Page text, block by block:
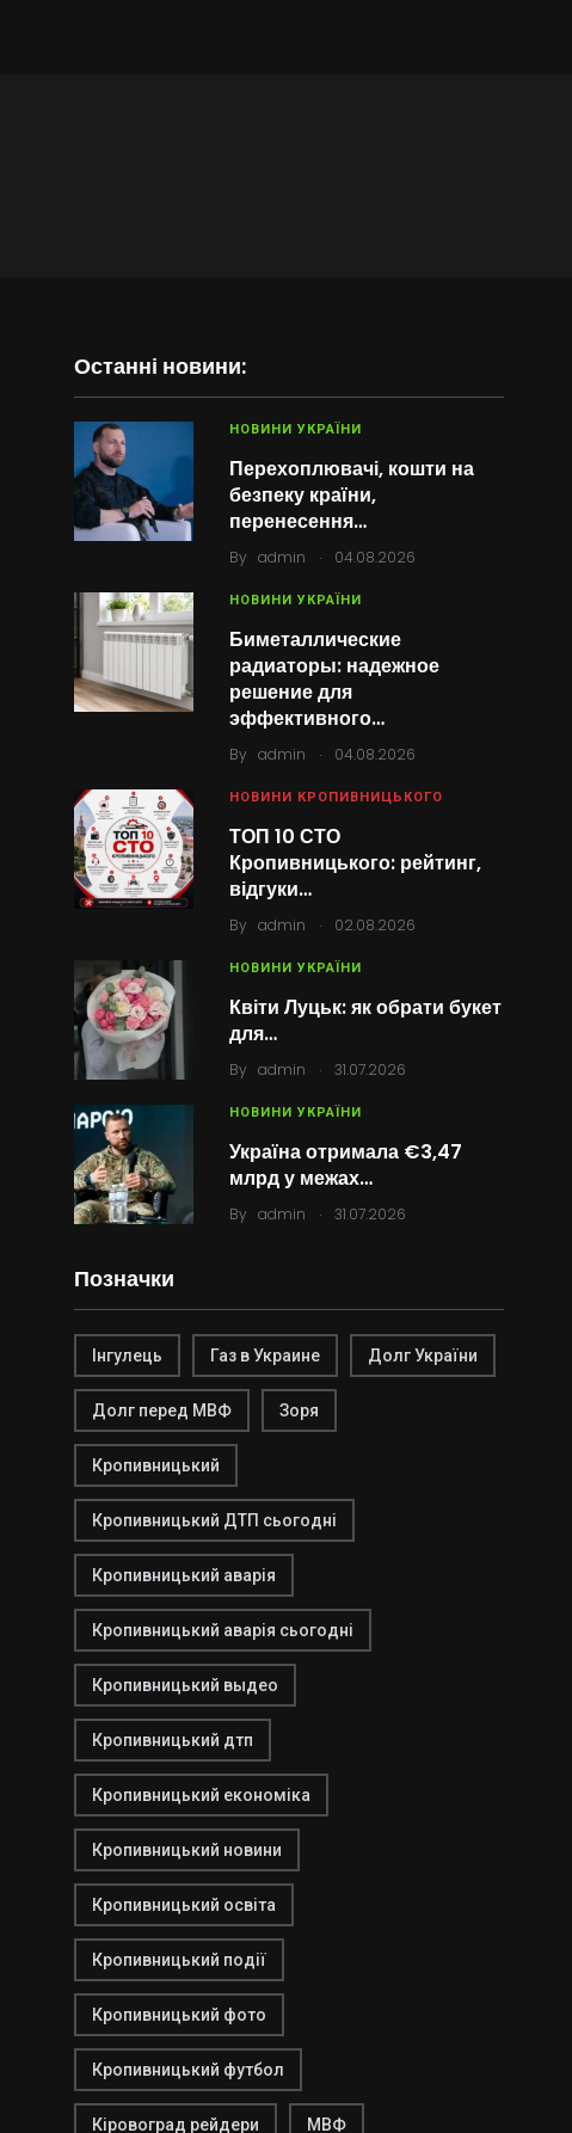
Останні новини:
НОВИНИ УКРАЇНИ
Перехоплювачі, кошти на
безпеку країни,
перенесення…
By admin . 04.08.2026
НОВИНИ УКРАЇНИ
Биметаллические
радиаторы: надежное
решение для
эффективного…
By admin . 04.08.2026
НОВИНИ КРОПИВНИЦЬКОГО
ТОП 10 СТО
Кропивницького: рейтинг,
відгуки…
By admin . 02.08.2026
НОВИНИ УКРАЇНИ
Квіти Луцьк: як обрати букет
для…
By admin . 31.07.2026
НОВИНИ УКРАЇНИ
Україна отримала €3,47
млрд у межах…
By admin . 31.07.2026
Позначки
Інгулець Газ в Украине Долг України
Долг перед МВФ Зоря
Кропивницький
Кропивницький ДТП сьогодні
Кропивницький аварія
Кропивницький аварія сьогодні
Кропивницький выдео
Кропивницький дтп
Кропивницький економіка
Кропивницький новини
Кропивницький освіта
Кропивницький події
Кропивницький фото
Кропивницький футбол
Кіровоград рейдери МВФ